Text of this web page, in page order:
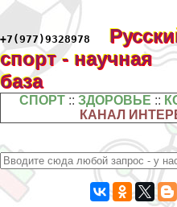
+7(977)9328978
спорт - научная
база
СПОРТ ::ЗДОРОВЬЕ ::
КАНАЛ